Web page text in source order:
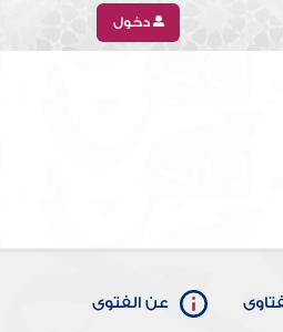
دخول
عن الفتوى